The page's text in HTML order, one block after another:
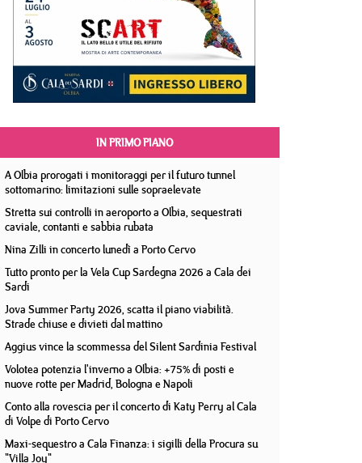
IN PRIMO PIANO
A Olbia prorogati i monitoraggi per il futuro tunnel
sottomarino: limitazioni sulle sopraelevate
Stretta sui controlli in aeroporto a Olbia, sequestrati
caviale, contanti e sabbia rubata
Nina Zilli in concerto lunedì a Porto Cervo
Tutto pronto per la Vela Cup Sardegna 2026 a Cala dei
Sardi
Jova Summer Party 2026, scatta il piano viabilità.
Strade chiuse e divieti dal mattino
Aggius vince la scommessa del Silent Sardinia Festival
Volotea potenzia l'inverno a Olbia: +75% di posti e
nuove rotte per Madrid, Bologna e Napoli
Conto alla rovescia per il concerto di Katy Perry al Cala
di Volpe di Porto Cervo
Maxi-sequestro a Cala Finanza: i sigilli della Procura su
"Villa Joy"